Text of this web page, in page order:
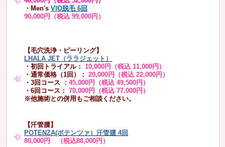
・Men's VIO脱毛 6回
90,000円（税込 99,000円）
【毛穴洗浄・ピーリング】
LHALA JET（ララジェット）
・初回トライアル：10,000円（税込 11,000円）
・通常価格（1回）：
20,000円（税込 22,000円）
・3回コース ：45,000円（税込 49,500円）
・6回コース：
70,000円（税込 77,000円）
※他施術との併用もご相談ください。
【汗管腫】
POTENZA(ポテンツァ）汗管腫 4回
80,000円 （税込88,000円）